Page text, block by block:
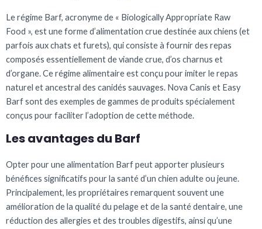
Le régime Barf, acronyme de « Biologically Appropriate Raw
Food », est une forme d’alimentation crue destinée aux chiens (et
parfois aux chats et furets), qui consiste à fournir des repas
composés essentiellement de viande crue, d’os charnus et
d’organe. Ce régime alimentaire est conçu pour imiter le repas
naturel et ancestral des canidés sauvages. Nova Canis et Easy
Barf sont des exemples de gammes de produits spécialement
conçus pour faciliter l’adoption de cette méthode.
Les avantages du Barf
Opter pour une alimentation Barf peut apporter plusieurs
bénéfices significatifs pour la santé d’un chien adulte ou jeune.
Principalement, les propriétaires remarquent souvent une
amélioration de la qualité du pelage et de la santé dentaire, une
réduction des allergies et des troubles digestifs, ainsi qu’une